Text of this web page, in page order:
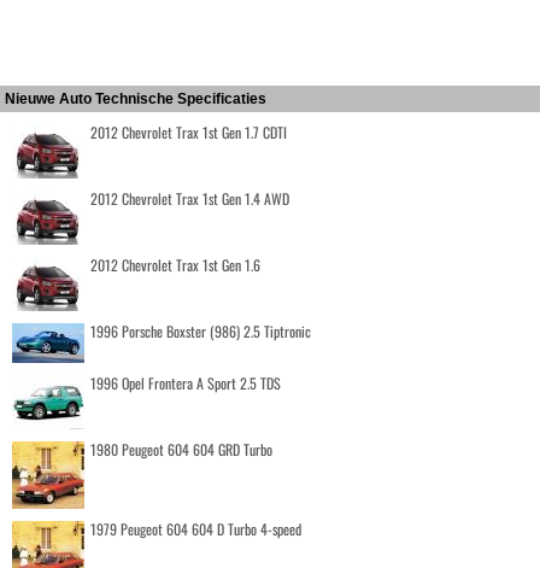
Nieuwe Auto Technische Specificaties
2012 Chevrolet Trax 1st Gen 1.7 CDTI
2012 Chevrolet Trax 1st Gen 1.4 AWD
2012 Chevrolet Trax 1st Gen 1.6
1996 Porsche Boxster (986) 2.5 Tiptronic
1996 Opel Frontera A Sport 2.5 TDS
1980 Peugeot 604 604 GRD Turbo
1979 Peugeot 604 604 D Turbo 4-speed